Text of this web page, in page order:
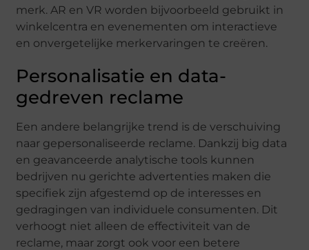
merk. AR en VR worden bijvoorbeeld gebruikt in
winkelcentra en evenementen om interactieve
en onvergetelijke merkervaringen te creëren.
Personalisatie en data-
gedreven reclame
Een andere belangrijke trend is de verschuiving
naar gepersonaliseerde reclame. Dankzij big data
en geavanceerde analytische tools kunnen
bedrijven nu gerichte advertenties maken die
specifiek zijn afgestemd op de interesses en
gedragingen van individuele consumenten. Dit
verhoogt niet alleen de effectiviteit van de
reclame, maar zorgt ook voor een betere